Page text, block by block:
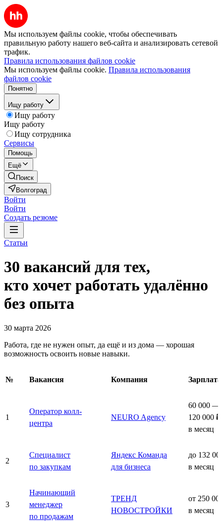
Мы используем файлы cookie, чтобы обеспечивать
правильную работу нашего веб-сайта и анализировать сетевой
трафик.
Правила использования файлов cookie
Мы используем файлы cookie. Правила использования
файлов cookie
Понятно
Ищу работу
Ищу работу
Ищу работу
Ищу сотрудника
Сервисы
Помощь
Ещё
Поиск
Волгоград
Войти
Войти
Создать резюме
Статьи
30 вакансий для тех,
кто хочет работать удалённо
без опыта
30 марта 2026
Работа, где не нужен опыт, да ещё и из дома — хорошая
возможность освоить новые навыки.
№ Вакансия Компания Зарплата
1
Оператор колл-
центра
NEURO Agency
60 000 —
120 000 ₽
в месяц
2
Специалист
по закупкам
Яндекс Команда
для бизнеса
до 132
в месяц
3
Начинающий
менеджер
по продажам
ТРЕНД
НОВОСТРОЙКИ
от 250
в месяц